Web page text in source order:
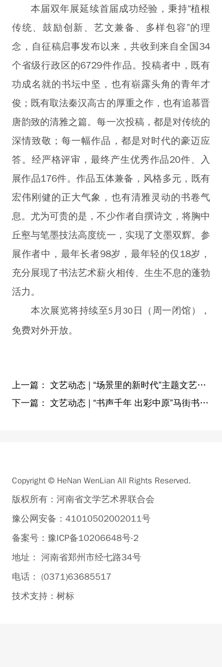
本届双年展延续首届成功经验，秉持“植根
传统、鼓励创新、艺文兼备、多样包容”的理
念，自征稿启事发布以来，共收到来自全国34
个省级行政区的6729件作品。投稿者中，既有
功成名就的书坛中坚，也有崭露头角的青年才
俊；既有取法秦汉高古的厚重之作，也有追慕晋
唐韵致的清雅之篇。每一次投稿，都是对传统的
深情致敬；每一幅作品，都是对时代的豪迈应
答。经严格评审，最终产生优秀作品20件、入
展作品176件。作品五体兼备，风格多元，既有
宏伟刚健的正大气象，也有清雅灵动的书卷气
息。尤为可贵的是，不少作者自撰诗文，将胸中
丘壑与笔墨技法高度统一，实现了文墨双辉。参
展作者中，最年长者98岁，最年轻的仅18岁，
充分展现了书法艺术薪火相传、生生不息的蓬勃
活力。
本次展览将持续至5 月 30 日（周一闭馆），
免费对外开放。
上一篇： 文艺动态 | “场景里的新时代”主题文艺创作重点项目交响组曲《想你——永远的焦裕禄》在兰考上演
下一篇： 文艺动态 | “书声千年 出彩中原”马街书会美术书法摄影作品展开幕
Copyright © HeNan WenLian All Rights Reserved.
版权所有：河南省文学艺术界联合会
豫公网安备：41010502002011号
备案号：豫ICP备10206648号-2
地址： 河南省郑州市经七路34号
电话： (0371)63685517
技术支持： 树标